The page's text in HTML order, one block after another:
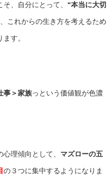
、自分にとって、 “本当に大切
これからの生き方を考えるため
す。
事＞家族っという価値観が色濃
理傾向として、 マズローの五
の３つに集中するようになりま